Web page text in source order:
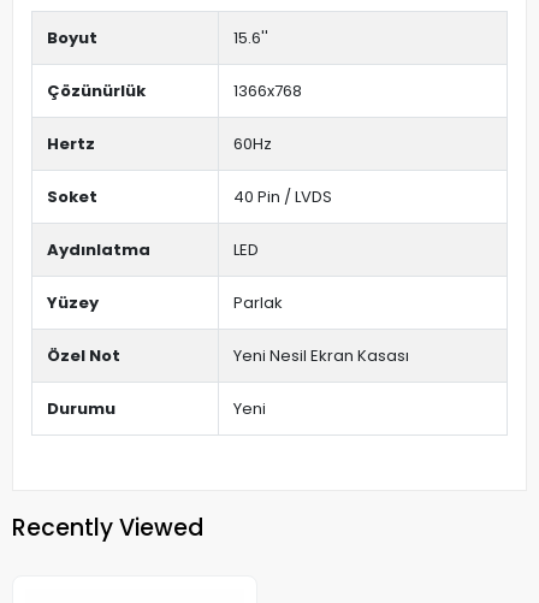
Boyut 15.6''
Çözünürlük 1366x768
Hertz 60Hz
Soket 40 Pin / LVDS
Aydınlatma LED
Yüzey Parlak
Özel Not Yeni Nesil Ekran Kasası
Durumu Yeni
Recently Viewed